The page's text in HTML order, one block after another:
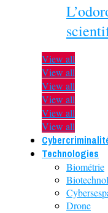
View all
View all
View all
View all
View all
View all
Technologies
Biométrie
Drone